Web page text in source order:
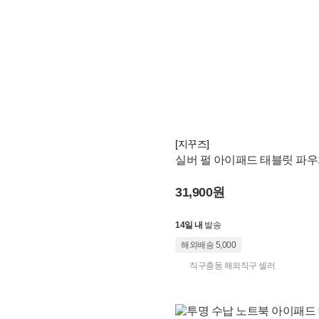
[지꾸즈]
실버 펄 아이패드 태블릿 파
31,900원
14일 내 발송
해외배송 5,000
직구충동 해외직구 셀러